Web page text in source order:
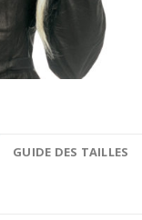
GUIDE DES TAILLES